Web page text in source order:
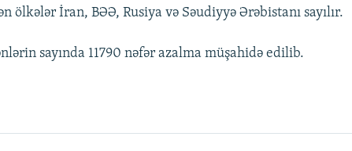
ölkələr İran, BƏƏ, Rusiya və Səudiyyə Ərəbistanı sayılır.
sayında 11790 nəfər azalma müşahidə edilib.